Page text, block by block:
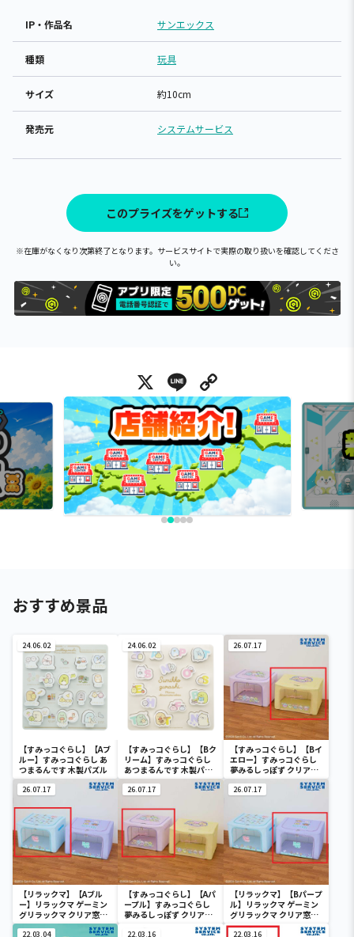
IP・作品名 サンエックス
種類 玩具
サイズ 約10cm
発売元 システムサービス
このプライズをゲットする
※在庫がなくなり次第終了となります。サービスサイトで実際の取り扱いを確認してくださ
い。
X Line
おすすめ景品
24.06.02
【すみっコぐらし】【Aブ
ルー】すみっコぐらし あ
つまるんです 木製パズル
24.06.02
【すみっコぐらし】【Bク
リーム】すみっコぐらし
あつまるんです 木製パズ
ル
26.07.17
【すみっコぐらし】【Bイ
エロー】すみっコぐらし
夢みるしっぽず クリア窓
付き収納ボックス
26.07.17
【リラックマ】【Aブル
ー】リラックマ ゲーミン
グリラックマ クリア窓付
き収納ボックス
26.07.17
【すみっコぐらし】【Aパ
ープル】すみっコぐらし
夢みるしっぽず クリア窓
26.07.17
【リラックマ】【Bパープ
ル】リラックマ ゲーミン
グリラックマ クリア窓付
き収納ボックス
22.03.04 22.03.16 22.03.16